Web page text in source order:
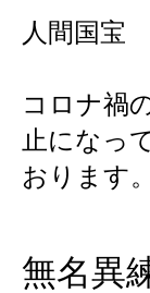
人間国宝
コロナ禍
止になっ
おります。
無名異